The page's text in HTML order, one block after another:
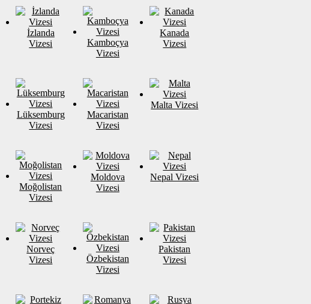
İzlanda
Vizesi
Kamboçya
Vizesi
Kanada
Vizesi
Lüksemburg
Vizesi
Macaristan
Vizesi
Malta Vizesi
Moğolistan
Vizesi
Moldova
Vizesi
Nepal Vizesi
Norveç
Vizesi
Özbekistan
Vizesi
Pakistan
Vizesi